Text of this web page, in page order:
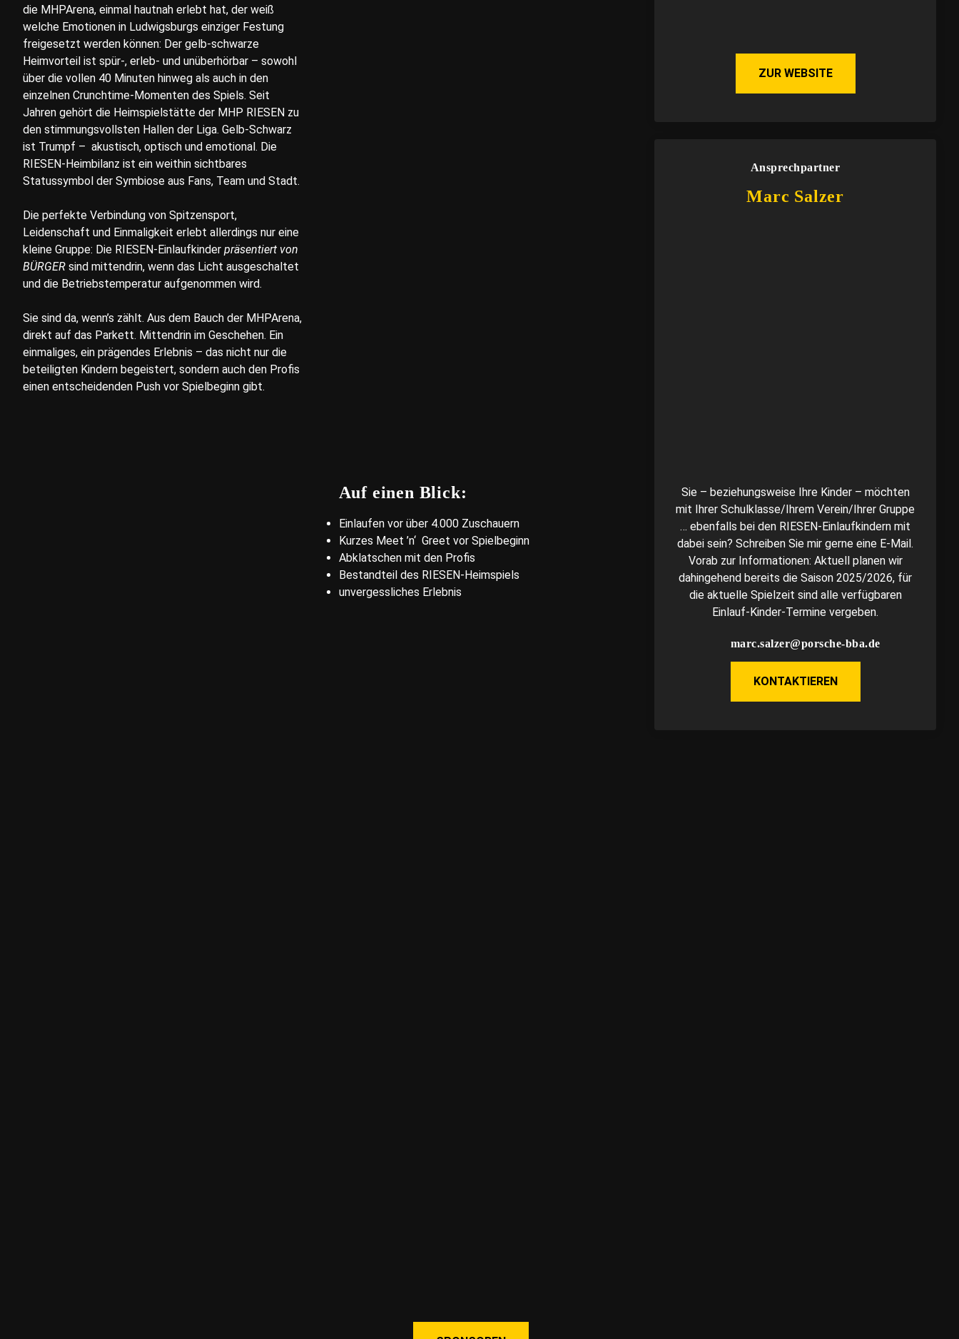
die MHPArena, einmal hautnah erlebt hat, der weiß
welche Emotionen in Ludwigsburgs einziger Festung
freigesetzt werden können: Der gelb-schwarze
Heimvorteil ist spür-, erleb- und unüberhörbar – sowohl
über die vollen 40 Minuten hinweg als auch in den
einzelnen Crunchtime-Momenten des Spiels. Seit
Jahren gehört die Heimspielstätte der MHP RIESEN zu
den stimmungsvollsten Hallen der Liga. Gelb-Schwarz
ist Trumpf – akustisch, optisch und emotional. Die
RIESEN-Heimbilanz ist ein weithin sichtbares
Statussymbol der Symbiose aus Fans, Team und Stadt.
Die perfekte Verbindung von Spitzensport,
Leidenschaft und Einmaligkeit erlebt allerdings nur eine
kleine Gruppe: Die RIESEN-Einlaufkinder präsentiert von
BÜRGER sind mittendrin, wenn das Licht ausgeschaltet
und die Betriebstemperatur aufgenommen wird.
Sie sind da, wenn’s zählt. Aus dem Bauch der MHPArena,
direkt auf das Parkett. Mittendrin im Geschehen. Ein
einmaliges, ein prägendes Erlebnis – das nicht nur die
beteiligten Kindern begeistert, sondern auch den Profis
einen entscheidenden Push vor Spielbeginn gibt.
Auf einen Blick:
Einlaufen vor über 4.000 Zuschauern
Kurzes Meet ’n‘ Greet vor Spielbeginn
Abklatschen mit den Profis
Bestandteil des RIESEN-Heimspiels
unvergessliches Erlebnis
ZUR WEBSITE
Ansprechpartner
Marc Salzer
Sie – beziehungsweise Ihre Kinder – möchten
mit Ihrer Schulklasse/Ihrem Verein/Ihrer Gruppe
… ebenfalls bei den RIESEN-Einlaufkindern mit
dabei sein? Schreiben Sie mir gerne eine E-Mail.
Vorab zur Informationen: Aktuell planen wir
dahingehend bereits die Saison 2025/2026, für
die aktuelle Spielzeit sind alle verfügbaren
Einlauf-Kinder-Termine vergeben.
marc.salzer@porsche-bba.de
KONTAKTIEREN